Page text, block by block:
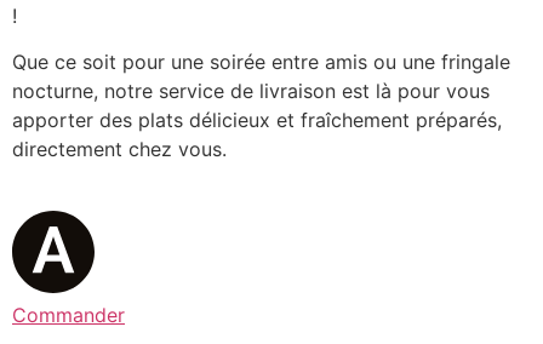
!
Que ce soit pour une soirée entre amis ou une fringale
nocturne, notre service de livraison est là pour vous
apporter des plats délicieux et fraîchement préparés,
directement chez vous.
Commander